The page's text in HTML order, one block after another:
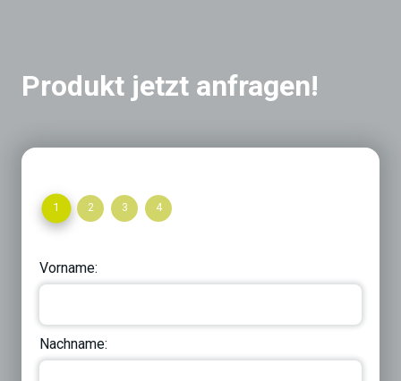
Produkt jetzt anfragen!
1 2 3 4
Vorname:
Nachname: